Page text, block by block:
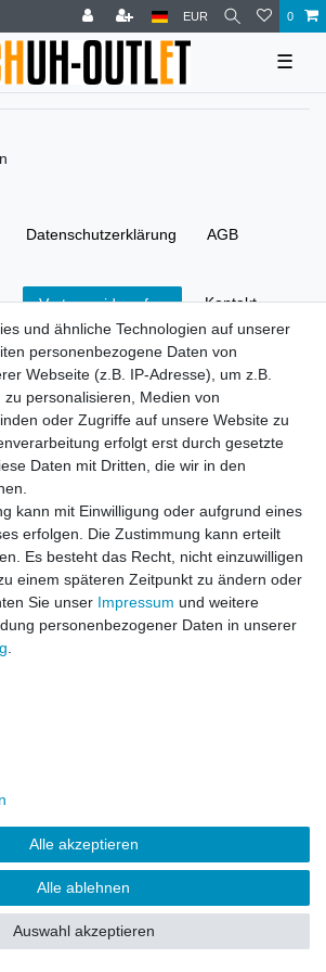
EUR 0
☰
Daten­schutz­erklärung AGB
Vertrag widerrufen Kontakt
2026 | Alle Rechte vorbehalten.
und ähnliche Technologien auf unserer
personenbezogene Daten von
Webseite (z.B. IP-Adresse), um z.B.
zu personalisieren, Medien von
oder Zugriffe auf unsere Website zu
erfolgt erst durch gesetzte
Daten mit Dritten, die wir in den
kann mit Einwilligung oder aufgrund eines
erfolgen. Die Zustimmung kann erteilt
Es besteht das Recht, nicht einzuwilligen
einem späteren Zeitpunkt zu ändern oder
Sie unser Impressum und weitere
personenbezogener Daten in unserer
Alle akzeptieren
Alle ablehnen
Auswahl akzeptieren